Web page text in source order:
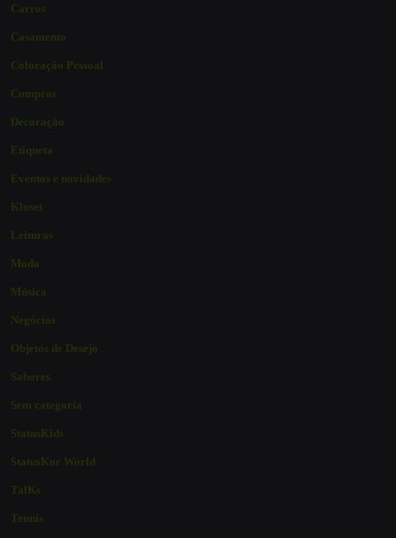
Carros
Casamento
Coloração Pessoal
Compras
Decoração
Etiqueta
Eventos e novidades
Kloset
Leituras
Moda
Música
Negócios
Objetos de Desejo
Sabores
Sem categoria
StatusKids
StatusKor World
TalKs
Tennis